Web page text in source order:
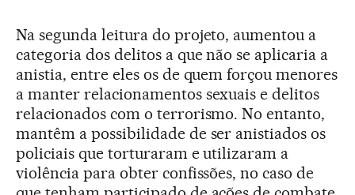
Na segunda leitura do projeto, aumentou a
categoria dos delitos a que não se aplicaria a
anistia, entre eles os de quem forçou menores
a manter relacionamentos sexuais e delitos
relacionados com o terrorismo. No entanto,
mantêm a possibilidade de ser anistiados os
policiais que torturaram e utilizaram a
violência para obter confissões, no caso de